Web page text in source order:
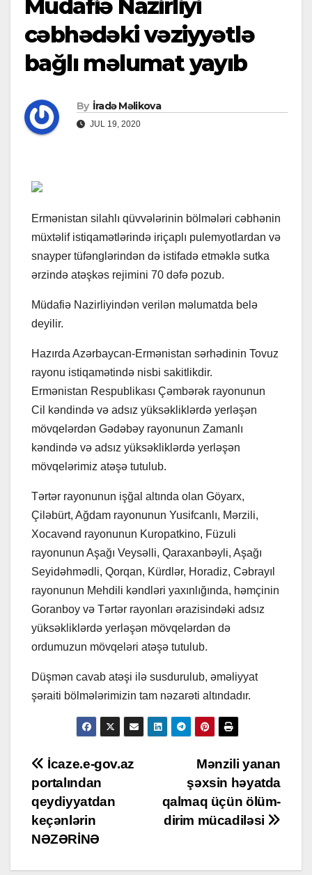
Müdafiə Nazirliyi
cəbhədəki vəziyyətlə
bağlı məlumat yayıb
By İradə Məlikova
JUL 19, 2020
Ermənistan silahlı qüvvələrinin bölmələri cəbhənin
müxtəlif istiqamətlərində iriçaplı pulemyotlardan və
snayper tüfənglərindən də istifadə etməklə sutka
ərzində atəşkəs rejimini 70 dəfə pozub.
Müdafiə Nazirliyindən verilən məlumatda belə
deyilir.
Hazırda Azərbaycan-Ermənistan sərhədinin Tovuz
rayonu istiqamətində nisbi sakitlikdir.
Ermənistan Respublikası Çəmbərək rayonunun
Cil kəndində və adsız yüksəkliklərdə yerləşən
mövqelərdən Gədəbəy rayonunun Zamanlı
kəndində və adsız yüksəkliklərdə yerləşən
mövqelərimiz atəşə tutulub.
Tərtər rayonunun işğal altında olan Göyarx,
Çiləbürt, Ağdam rayonunun Yusifcanlı, Mərzili,
Xocavənd rayonunun Kuropatkino, Füzuli
rayonunun Aşağı Veysəlli, Qaraxanbəyli, Aşağı
Seyidəhmədli, Qorqan, Kürdlər, Horadiz, Cəbrayıl
rayonunun Mehdili kəndləri yaxınlığında, həmçinin
Goranboy və Tərtər rayonları ərazisindəki adsız
yüksəkliklərdə yerləşən mövqelərdən də
ordumuzun mövqeləri atəşə tutulub.
Düşmən cavab atəşi ilə susdurulub, əməliyyat
şəraiti bölmələrimizin tam nəzarəti altındadır.
Post
navigation
Mənzili yanan
şəxsin həyatda
qalmaq üçün ölüm-
dirim mücadiləsi
İcaze.e-gov.az
portalından
qeydiyyatdan
keçənlərin
NƏZƏRİNƏ